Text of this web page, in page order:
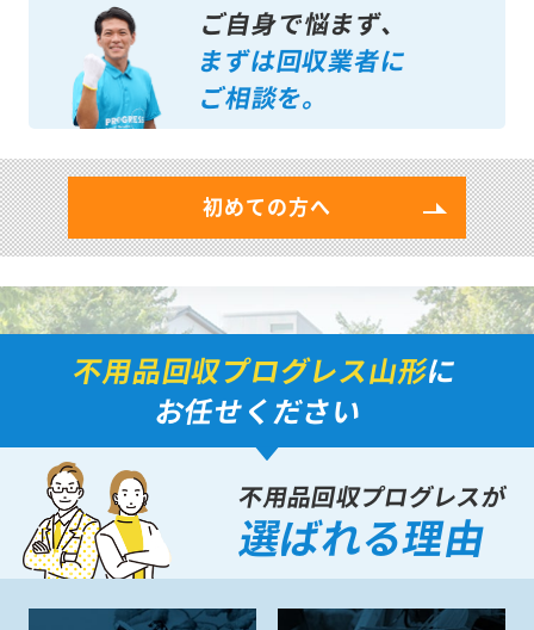
ご自身で悩まず、
まずは回収業者に
ご相談を。
初めての方へ
不用品回収プログレス山形に
お任せください
不用品回収プログレスが
選ばれる理由